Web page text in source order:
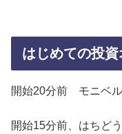
はじめての投
開始20分前 モニベ
開始15分前、はちど